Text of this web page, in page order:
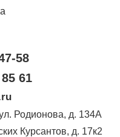
58
61
Родионова, д. 134А
Курсантов, д. 17к2